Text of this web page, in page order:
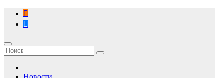
Перейти
содержимому
Новости